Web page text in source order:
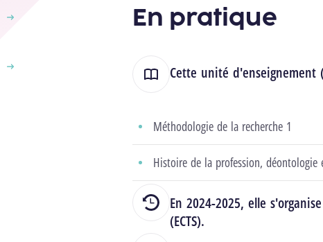
En pratique
Cette unité d'enseignement
Méthodologie de la recherche 1
Histoire de la profession,
En 2024-2025, elle
(ECTS).